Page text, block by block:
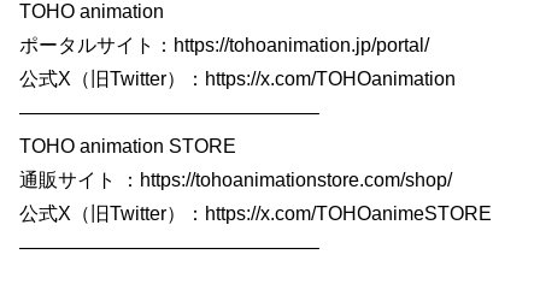
TOHO animation
ポータルサイト：https://tohoanimation.jp/portal/
公式X（旧Twitter）：https://x.com/TOHOanimation
———————————————–
TOHO animation STORE
通販サイト ：https://tohoanimationstore.com/shop/
公式X（旧Twitter）：https://x.com/TOHOanimeSTORE
———————————————–